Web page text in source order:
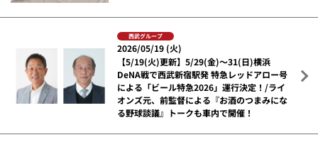
西武グループ
2026/05/19 (火)
【5/19(火)更新】5/29(金)～31(日)横浜
DeNA戦で西武新宿駅発 特急レッドアロー号
による「ビール特急2026」運行決定！/ライ
オンズ元、前監督による『お酒のつまみにな
る野球談議』トークも車内で開催！